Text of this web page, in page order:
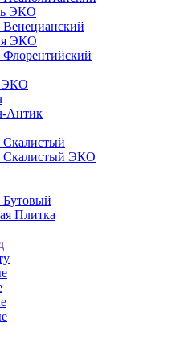
ЭКО
ЭКО
ЭКО
Антик
Скалистый
Скалистый ЭКО
Бутовый
Плитка